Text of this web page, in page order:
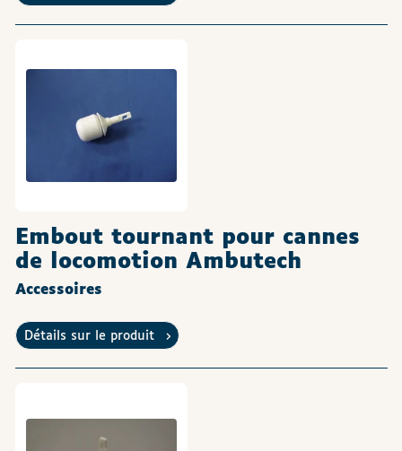
Embout tournant pour cannes
de locomotion Ambutech
Accessoires
Détails sur le produit